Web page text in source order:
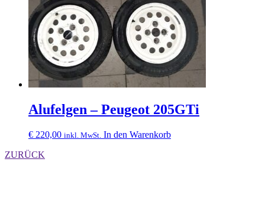
Alufelgen – Peugeot 205GTi
€ 220,00 inkl. MwSt. In den Warenkorb
ZURÜCK